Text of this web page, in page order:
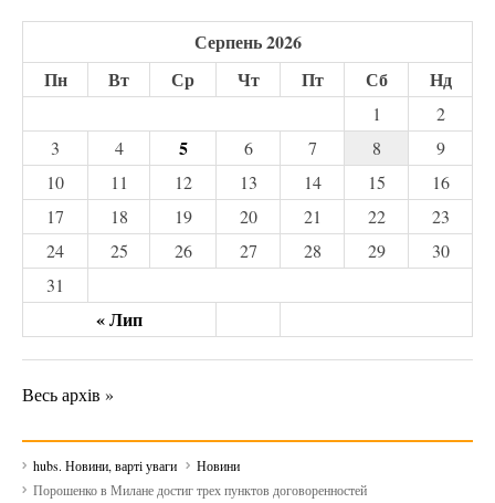
Серпень 2026
Пн
Вт Ср Чт Пт Сб Нд
« Лип
1
2
3
4 5 6 7 8
9
10
11 12 13 14 15
16
17
18 19 20 21 22
23
24
25 26 27 28 29
30
31
Весь архів »
hubs. Новини, варті уваги
Новини
Порошенко в Милане достиг трех пунктов договоренностей